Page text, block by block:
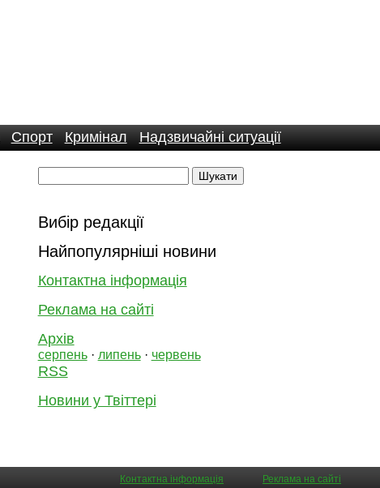
Спорт Кримінал Надзвичайні ситуації
Вибір редакції
Найпопулярніші новини
Контактна інформація
Реклама на сайті
Архів
серпень· липень· червень
RSS
Новини у Твіттері
Реклама на сайті
Контактна інформація